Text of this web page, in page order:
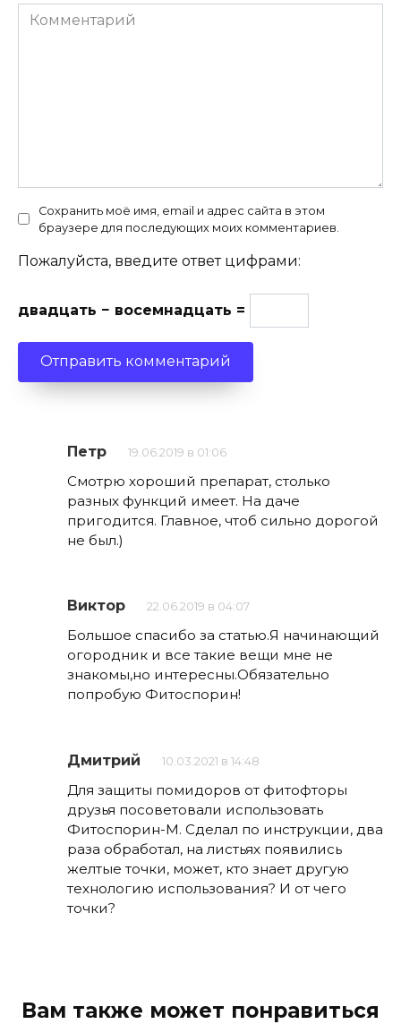
Комментарий
Сохранить моё имя, email и адрес сайта в этом
браузере для последующих моих комментариев.
Пожалуйста, введите ответ цифрами:
двадцать − восемнадцать =
Петр 19.06.2019 в 01:06
Смотрю хороший препарат, столько
разных функций имеет. На даче
пригодится. Главное, чтоб сильно дорогой
не был.)
Виктор 22.06.2019 в 04:07
Большое спасибо за статью.Я начинающий
огородник и все такие вещи мне не
знакомы,но интересны.Обязательно
попробую Фитоспорин!
Дмитрий 10.03.2021 в 14:48
Для защиты помидоров от фитофторы
друзья посоветовали использовать
Фитоспорин-М. Сделал по инструкции, два
раза обработал, на листьях появились
желтые точки, может, кто знает другую
технологию использования? И от чего
точки?
Вам также может понравиться